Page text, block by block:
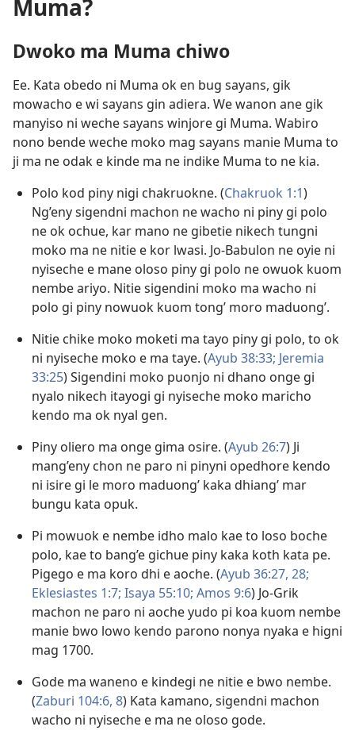
Muma?
Dwoko ma Muma chiwo
Ee. Kata obedo ni Muma ok en bug sayans, gik
mowacho e wi sayans gin adiera. We wanon ane gik
manyiso ni weche sayans winjore gi Muma. Wabiro
nono bende weche moko mag sayans manie Muma to
ji ma ne odak e kinde ma ne indike Muma to ne kia.
Polo kod piny nigi chakruokne. (Chakruok 1:1)
Ng’eny sigendni machon ne wacho ni piny gi polo
ne ok ochue, kar mano ne gibetie nikech tungni
moko ma ne nitie e kor lwasi. Jo-Babulon ne oyie ni
nyiseche e mane oloso piny gi polo ne owuok kuom
nembe ariyo. Nitie sigendini moko ma wacho ni
polo gi piny nowuok kuom tong’ moro maduong’.
Nitie chike moko moketi ma tayo piny gi polo, to ok
ni nyiseche moko e ma taye. (Ayub 38:33; Jeremia
33:25) Sigendini moko puonjo ni dhano onge gi
nyalo nikech itayogi gi nyiseche moko maricho
kendo ma ok nyal gen.
Piny oliero ma onge gima osire. (Ayub 26:7) Ji
mang’eny chon ne paro ni pinyni opedhore kendo
ni isire gi le moro maduong’ kaka dhiang’ mar
bungu kata opuk.
Pi mowuok e nembe idho malo kae to loso boche
polo, kae to bang’e gichue piny kaka koth kata pe.
Pigego e ma koro dhi e aoche. (Ayub 36:27, 28;
Eklesiastes 1:7; Isaya 55:10; Amos 9:6) Jo-Grik
machon ne paro ni aoche yudo pi koa kuom nembe
manie bwo lowo kendo parono nonya nyaka e higni
mag 1700.
Gode ma waneno e kindegi ne nitie e bwo nembe.
(Zaburi 104:6, 8) Kata kamano, sigendni machon
wacho ni nyiseche e ma ne oloso gode.